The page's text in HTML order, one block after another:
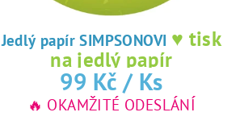
Jedlý papír SIMPSONOVI ♥ tisk
na jedlý papír
99 Kč / Ks
🔥 OKAMŽITÉ ODESLÁNÍ